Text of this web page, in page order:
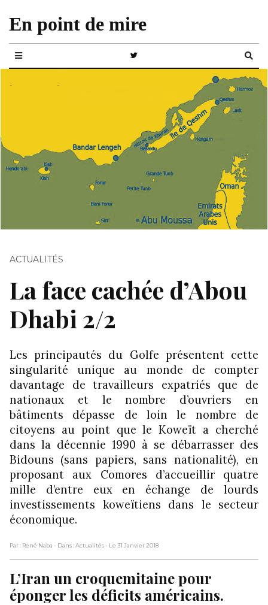
En point de mire
ACTUALITÉS
La face cachée d’Abou
Dhabi 2/2
Les principautés du Golfe présentent cette
singularité unique au monde de compter
davantage de travailleurs expatriés que de
nationaux et le nombre d’ouvriers en
bâtiments dépasse de loin le nombre de
citoyens au point que le Koweït a cherché
dans la décennie 1990 à se débarrasser des
Bidouns (sans papiers, sans nationalité), en
proposant aux Comores d’accueillir quatre
mille d’entre eux en échange de lourds
investissements koweïtiens dans le secteur
économique.
Par : René Naba - Dans : Actualités- Le 31 Janvier 2018
L’Iran un croquemitaine pour
éponger les déficits américains.